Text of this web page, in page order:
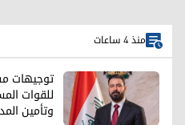
منذ 4 ساعات
توجيهات
للقوات
وتأمين